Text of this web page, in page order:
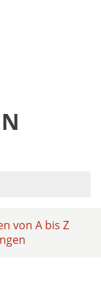
von A bis Z